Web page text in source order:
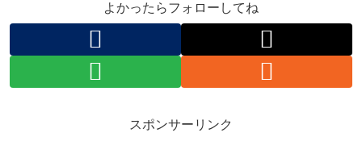
よかったらフォローしてね
スポンサーリンク